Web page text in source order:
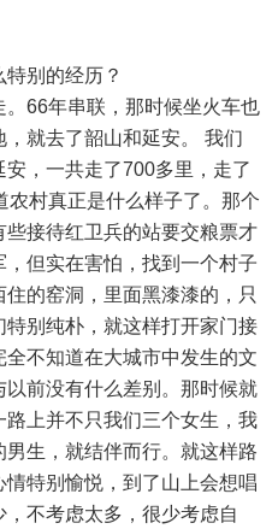
别的经历？
66年串联，那时候坐火车也
就去了韶山和延安。 我们
，一共走了700多里，走了
农村真正是什么样子了。那个
接待红卫兵的站要交粮票才
但实在害怕，找到一个村子
的窑洞，里面黑漆漆的，只
别纯朴，就这样打开家门接
不知道在大城市中发生的文
前没有什么差别。那时候就
上并不只我们三个女生，我
生，就结伴而行。就这样路
情特别愉悦，到了山上会想唱
不考虑太多，很少考虑自